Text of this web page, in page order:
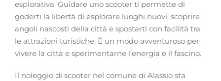
esplorativa. Guidare uno scooter ti permette di
goderti la libertà di esplorare luoghi nuovi, scoprire
angoli nascosti della città e spostarti con facilità tra
le attrazioni turistiche. È un modo avventuroso per
vivere la città e sperimentarne l’energia e il fascino.
Il noleggio di scooter nel comune di Alassio sta